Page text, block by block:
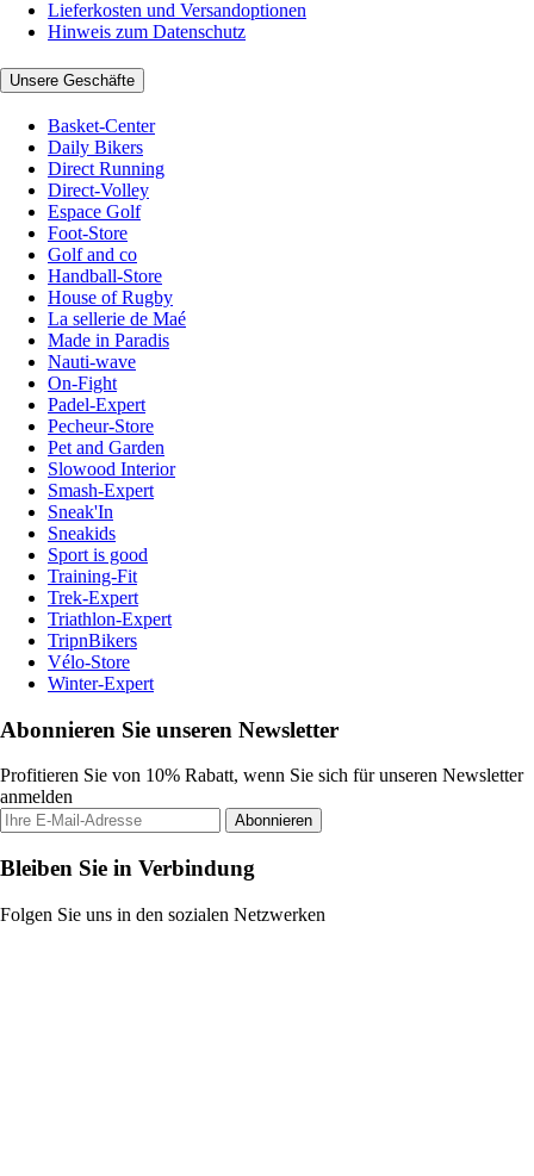
Lieferkosten und Versandoptionen
Hinweis zum Datenschutz
Unsere Geschäfte
Basket-Center
Daily Bikers
Direct Running
Direct-Volley
Espace Golf
Foot-Store
Golf and co
Handball-Store
House of Rugby
La sellerie de Maé
Made in Paradis
Nauti-wave
On-Fight
Padel-Expert
Pecheur-Store
Pet and Garden
Slowood Interior
Smash-Expert
Sneak'In
Sneakids
Sport is good
Training-Fit
Trek-Expert
Triathlon-Expert
TripnBikers
Vélo-Store
Winter-Expert
Abonnieren Sie unseren Newsletter
Profitieren Sie von 10% Rabatt, wenn Sie sich für unseren Newsletter
anmelden
Abonnieren
Bleiben Sie in Verbindung
Folgen Sie uns in den sozialen Netzwerken